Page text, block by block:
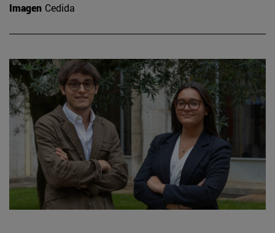
Imagen Cedida